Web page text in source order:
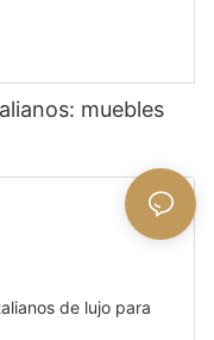
muebles